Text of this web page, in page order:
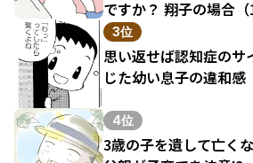
ですか？ 翔子の場合（1
3位
思い返せば認知症のサ
じた幼い息子の違和感
4位
3歳の子を遺して亡く